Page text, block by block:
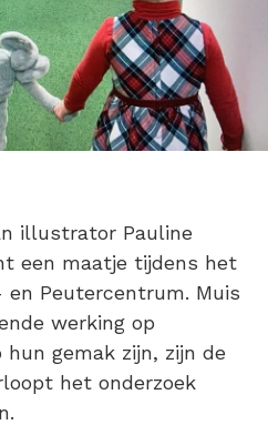
illustrator Pauline
een maatje tijdens het
en Peutercentrum. Muis
werking op
gemak zijn, zijn de
het onderzoek